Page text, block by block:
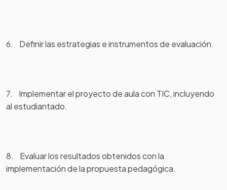
6. Definir las estrategias e instrumentos de evaluación.
7. Implementar el proyecto de aula con TIC, incluyendo
al estudiantado.
8. Evaluar los resultados obtenidos con la
implementación de la propuesta pedagógica.